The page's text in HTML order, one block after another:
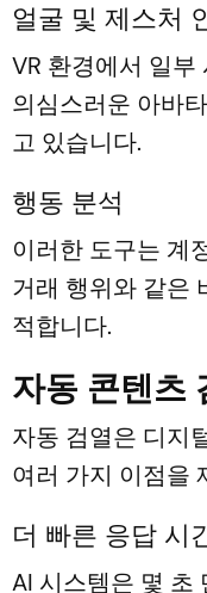
얼굴 및 제스처
VR 환경에서 일
의심스러운 아바
고 있습니다.
행동 분석
이러한 도구는 계
거래 행위와 같은
적합니다.
자동 콘텐츠
자동 검열은 디지
여러 가지 이점을
더 빠른 응답 시
AI 시스템은 몇 초